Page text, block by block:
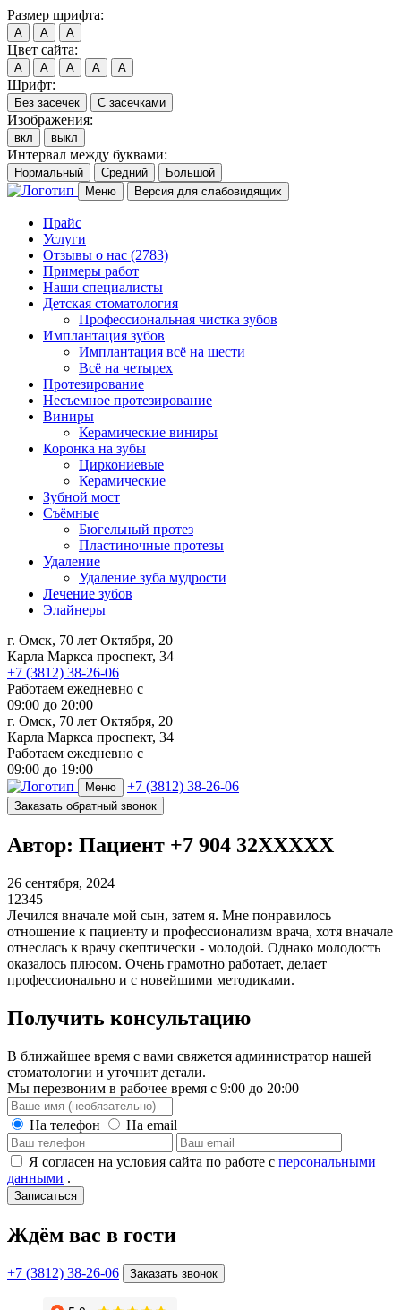
Размер шрифта:
A A A
Цвет сайта:
A A A A A
Шрифт:
Без засечек С засечками
Изображения:
вкл выкл
Интервал между буквами:
Нормальный Средний
Большой
Меню
Версия для слабовидящих
Прайс
Услуги
Отзывы о нас (2783)
Примеры работ
Наши специалисты
Детская стоматология
Профессиональная чистка зубов
Имплантация зубов
Имплантация всё на шести
Всё на четырех
Протезирование
Несъемное протезирование
Виниры
Керамические виниры
Коронка на зубы
Циркониевые
Керамические
Зубной мост
Съёмные
Бюгельный протез
Пластиночные протезы
Удаление
Удаление зуба мудрости
Лечение зубов
Элайнеры
г. Омск, 70 лет Октября, 20
Карла Маркса проспект, 34
+7 (3812) 38-26-06
Работаем ежедневно с
09:00 до 20:00
г. Омск, 70 лет Октября, 20
Карла Маркса проспект, 34
Работаем ежедневно с
09:00 до 19:00
Меню +7 (3812) 38-26-06
Заказать обратный звонок
Автор: Пациент +7 904 32XXXXX
26 сентября, 2024
1 2345
Лечился вначале мой сын, затем я. Мне понравилось
отношение к пациенту и профессионализм врача, хотя вначале
отнеслась к врачу скептически - молодой. Однако молодость
оказалось плюсом. Очень грамотно работает, делает
профессионально и с новейшими методиками.
Получить консультацию
В ближайшее время с вами свяжется администратор нашей
стоматологии и уточнит детали.
Мы перезвоним в рабочее время с 9:00 до 20:00
На телефон На email
Я согласен на условия сайта по работе с персональными
данными .
Записаться
Ждём вас в гости
+7 (3812) 38-26-06 Заказать звонок